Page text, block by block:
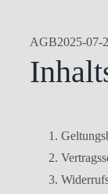
AGB2025-07-